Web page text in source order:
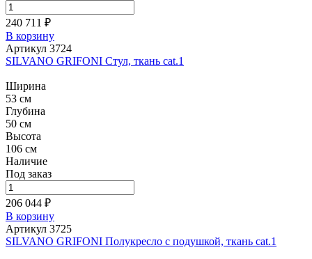
240 711 ₽
В корзину
Артикул 3724
SILVANO GRIFONI Стул, ткань cat.1
Ширина
53 см
Глубина
50 см
Высота
106 см
Наличие
Под заказ
206 044 ₽
В корзину
Артикул 3725
SILVANO GRIFONI Полукресло с подушкой, ткань cat.1